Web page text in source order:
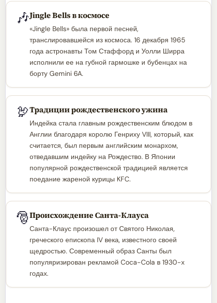
🎶Jingle Bells в космосе
«Jingle Bells» была первой песней,
транслировавшейся из космоса. 16 декабря 1965
года астронавты Том Стаффорд и Уолли Ширра
исполнили ее на губной гармошке и бубенцах на
борту Gemini 6A.
🦃Традиции рождественского ужина
Индейка стала главным рождественским блюдом в
Англии благодаря королю Генриху VIII, который, как
считается, был первым английским монархом,
отведавшим индейку на Рождество. В Японии
популярной рождественской традицией является
поедание жареной курицы KFC.
🎅Происхождение Санта-Клауса
Санта-Клаус произошел от Святого Николая,
греческого епископа IV века, известного своей
щедростью. Современный образ Санты был
популяризирован рекламой Coca-Cola в 1930-х
годах.